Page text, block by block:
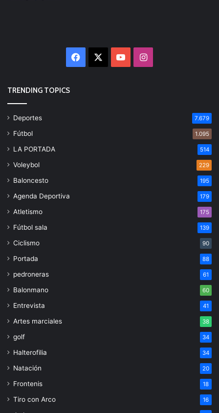
Facebook YouTubeInstagram
TRENDING TOPICS
Deportes 7.679
Fútbol 1.095
LA PORTADA 514
Voleybol 229
Baloncesto 195
Agenda Deportiva 179
Atletismo 175
Fútbol sala 139
Ciclismo 90
Portada 88
pedroneras 61
Balonmano 60
Entrevista 41
Artes marciales 38
golf 34
Halterofilia 34
Natación 20
Frontenis 18
Tiro con Arco 16